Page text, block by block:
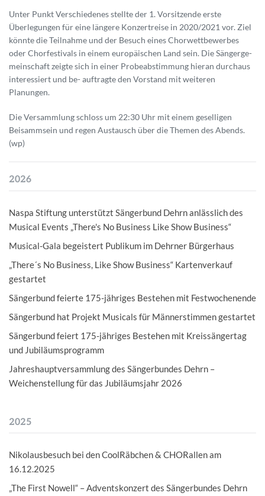
Unter Punkt Verschiedenes stellte der 1. Vorsitzende erste
Überlegungen für eine längere Konzertreise in 2020/2021 vor. Ziel
könnte die Teilnahme und der Besuch eines Chorwettbewerbes
oder Chorfestivals in einem europäischen Land sein. Die Sängerge-
meinschaft zeigte sich in einer Probeabstimmung hieran durchaus
interessiert und be- auftragte den Vorstand mit weiteren
Planungen.
Die Versammlung schloss um 22:30 Uhr mit einem geselligen
Beisammsein und regen Austausch über die Themen des Abends.
(wp)
2026
Naspa Stiftung unterstützt Sängerbund Dehrn anlässlich des
Musical Events „There's No Business Like Show Business“
Musical-Gala begeistert Publikum im Dehrner Bürgerhaus
„There´s No Business, Like Show Business“ Kartenverkauf
gestartet
Sängerbund feierte 175-jähriges Bestehen mit Festwochenende
Sängerbund hat Projekt Musicals für Männerstimmen gestartet
Sängerbund feiert 175-jähriges Bestehen mit Kreissängertag
und Jubiläumsprogramm
Jahreshauptversammlung des Sängerbundes Dehrn –
Weichenstellung für das Jubiläumsjahr 2026
2025
Nikolausbesuch bei den CoolRäbchen & CHORallen am
16.12.2025
„The First Nowell“ – Adventskonzert des Sängerbundes Dehrn